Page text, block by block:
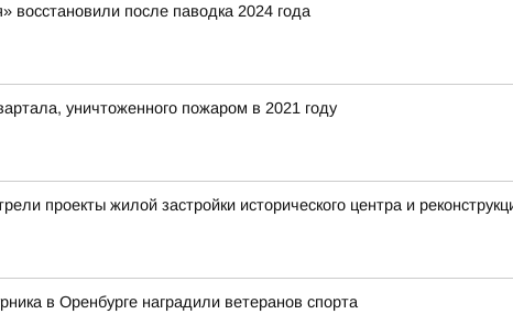
восстановили после паводка 2024 года
уничтоженного пожаром в 2021 году
проекты жилой застройки исторического центра и
в Оренбурге наградили ветеранов спорта